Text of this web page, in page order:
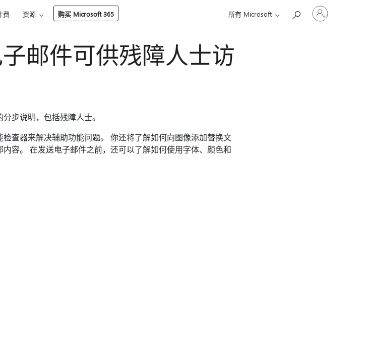
费 资源 购买 Microsoft 365 所有 Microsoft
请
登
邮件可供残障人士访
步说明，包括残障人士。
查器来解决辅助功能问题。 你还将了解如何向图像添加替换文
容。 在发送电子邮件之前，还可以了解如何使用字体、颜色和